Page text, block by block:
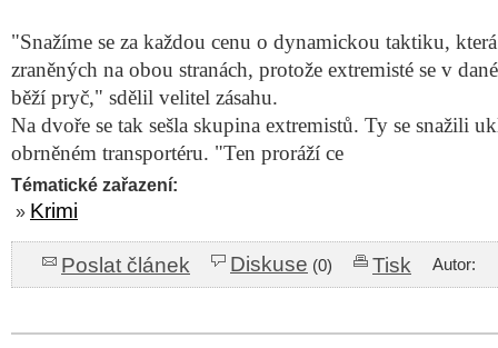
"Snažíme se za každou cenu o dynamickou taktiku,
zraněných na obou stranách, protože extremisté se v
běží pryč," sdělil velitel zásahu.
Na dvoře se tak sešla skupina extremistů. Ty se snažili
obrněném transportéru. "Ten proráží ce
Tématické zařazení:
» Krimi
Poslat článek Diskuse (0) Tisk Autor: